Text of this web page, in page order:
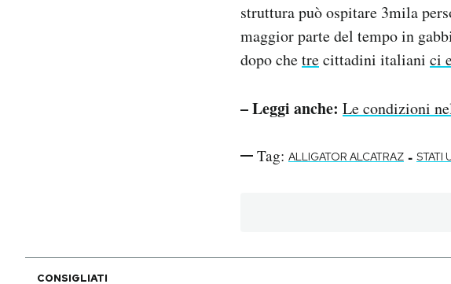
struttura può ospitare 3mila
maggior parte del tempo in
dopo chetrecittadini italiani ci
– Leggi anche: Le condizioni
Tag: ALLIGATOR ALCATRAZ - STATI
CONSIGLIATI